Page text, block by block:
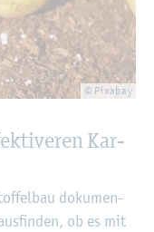
© Pixa­bay
Kar­
do­ku­men­
ob es mit